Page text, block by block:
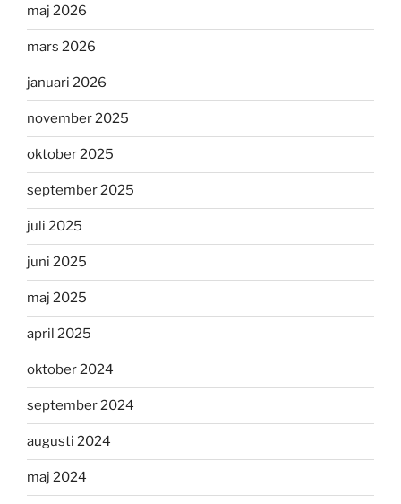
maj 2026
mars 2026
januari 2026
november 2025
oktober 2025
september 2025
juli 2025
juni 2025
maj 2025
april 2025
oktober 2024
september 2024
augusti 2024
maj 2024